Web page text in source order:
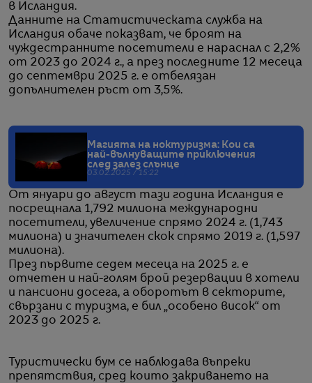
в Исландия.
Данните на Статистическата служба на
Исландия обаче показват, че броят на
чуждестранните посетители е нараснал с 2,2%
от 2023 до 2024 г., а през последните 12 месеца
до септември 2025 г. е отбелязан
допълнителен ръст от 3,5%.
Магията на ноктуризма: Кои са
най-вълнуващите приключения
след залез слънце
03.02.2025 / 15:22
От януари до август тази година Исландия е
посрещнала 1,792 милиона международни
посетители, увеличение спрямо 2024 г. (1,743
милиона) и значителен скок спрямо 2019 г. (1,597
милиона).
През първите седем месеца на 2025 г. е
отчетен и най-голям брой резервации в хотели
и пансиони досега, а оборотът в секторите,
свързани с туризма, е бил „особено висок“ от
2023 до 2025 г.
Туристически бум се наблюдава въпреки
препятствия, сред които закриването на